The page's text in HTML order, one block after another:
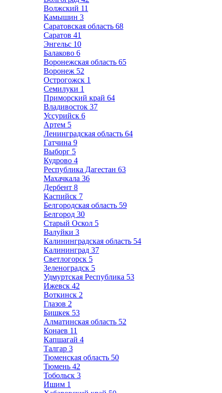
Волжский 11
Камышин 3
Саратовская область 68
Саратов 41
Энгельс 10
Балаково 6
Воронежская область 65
Воронеж 52
Острогожск 1
Семилуки 1
Приморский край 64
Владивосток 37
Уссурийск 6
Артем 5
Ленинградская область 64
Гатчина 9
Выборг 5
Кудрово 4
Республика Дагестан 63
Махачкала 36
Дербент 8
Каспийск 7
Белгородская область 59
Белгород 30
Старый Оскол 5
Валуйки 3
Калининградская область 54
Калининград 37
Светлогорск 5
Зеленоградск 5
Удмуртская Республика 53
Ижевск 42
Воткинск 2
Глазов 2
Бишкек 53
Алматинская область 52
Конаев 11
Капшагай 4
Талгар 3
Тюменская область 50
Тюмень 42
Тобольск 3
Ишим 1